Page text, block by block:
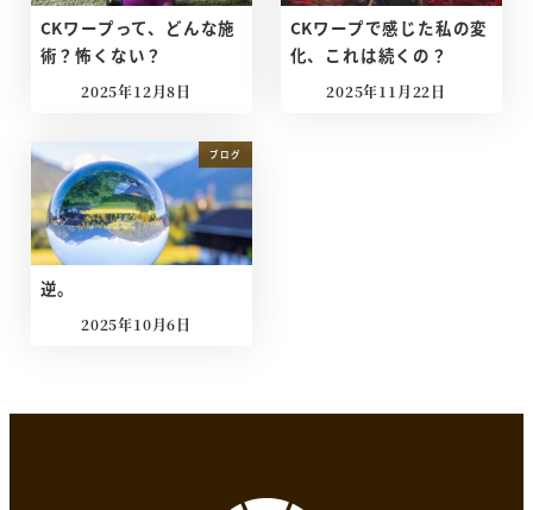
CKワープって、どんな施
術？怖くない？
投稿日
2025年12月8日
CKワープで感じた私の変
化、これは続くの？
投稿日
2025年11月22日
ブログ
逆。
投稿日
2025年10月6日